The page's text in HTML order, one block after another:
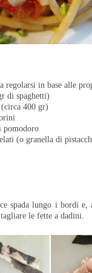
regolarsi in base alle
di spaghetti)
(circa 400 gr)
pomodoro
(o granella di
spada lungo i bordi e,
le fette a dadini.